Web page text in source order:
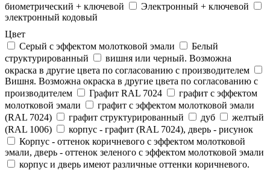
биометрический + ключевой
Электронный + ключевой
электронный кодовый
Цвет
Cерый с эффектом молотковой эмали
Белый
структурированный
вишня или черный. Возможна
окраска в другие цвета по согласованию с производителем
Вишня. Возможна окраска в другие цвета по согласованию с
производителем
Графит RAL 7024
графит с эффектом
молотковой эмали
графит с эффектом молотковой эмали
(RAL 7024)
графит структурированный дуб
желтый
(RAL 1006)
корпус - графит (RAL 7024), дверь - рисунок
Корпус - оттенок коричневого с эффектом молотковой
эмали, дверь - оттенок зеленого с эффектом молотковой эмали
корпус и дверь имеют различные оттенки коричневого.